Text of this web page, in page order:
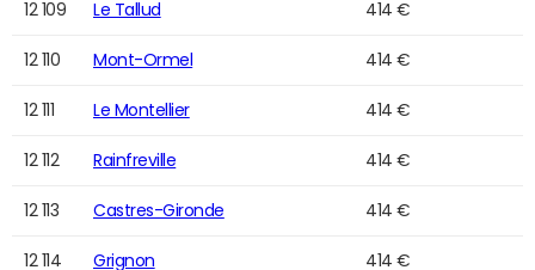
12 109 Le Tallud 414 €
12 110 Mont-Ormel 414 €
12 111 Le Montellier 414 €
12 112 Rainfreville 414 €
12 113 Castres-Gironde 414 €
12 114 Grignon 414 €